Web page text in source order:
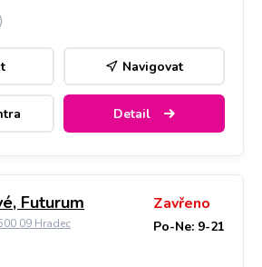
)
Navigovat
Detail
Futurum
09 Hradec
Zavřeno
Po-Ne: 9-21